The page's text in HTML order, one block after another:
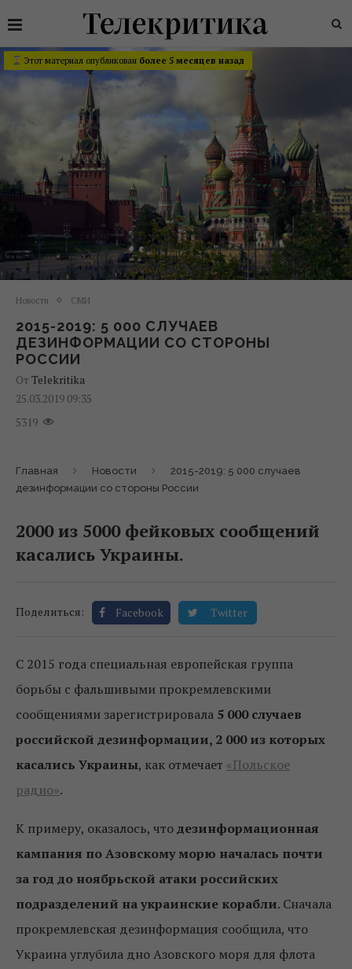
Этот материал опубликован более 5 месяцев назад
Новости СМИ
2015-2019: 5 000 СЛУЧАЕВ
ДЕЗИНФОРМАЦИИ СО СТОРОНЫ
РОССИИ
От Telekritika
25.03.2019 09:35
5319
Главная Новости
2015-2019: 5 000 случаев
дезинформации со стороны России
2000 из 5000 фейковых сообщений
касались Украины.
Поделиться: Facebook Twitter
С 2015 года специальная европейская группа
борьбы с фальшивыми прокремлевскими
сообщениями зарегистрировала 5 000 случаев
российской дезинформации, 2 000 из которых
касались Украины, как отмечает «Польское
радио».
К примеру, оказалось, чтодезинформационная
кампания по Азовскому морю началась почти
за год до ноябрьской атаки российских
подразделений на украинские корабли. Сначала
прокремлевская дезинформация сообщила, что
Украина углубила дно Азовского моря для флота